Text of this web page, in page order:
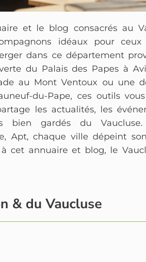
et le blog consacrés au
idéaux pour
dans ce département
du Palais des Papes à
au Mont Ventoux ou une
du-Pape, ces outils
les actualités, les
bien gardés du Vaucluse.
Apt, chaque ville dépeint
à cet annuaire et blog, le
& du Vaucluse